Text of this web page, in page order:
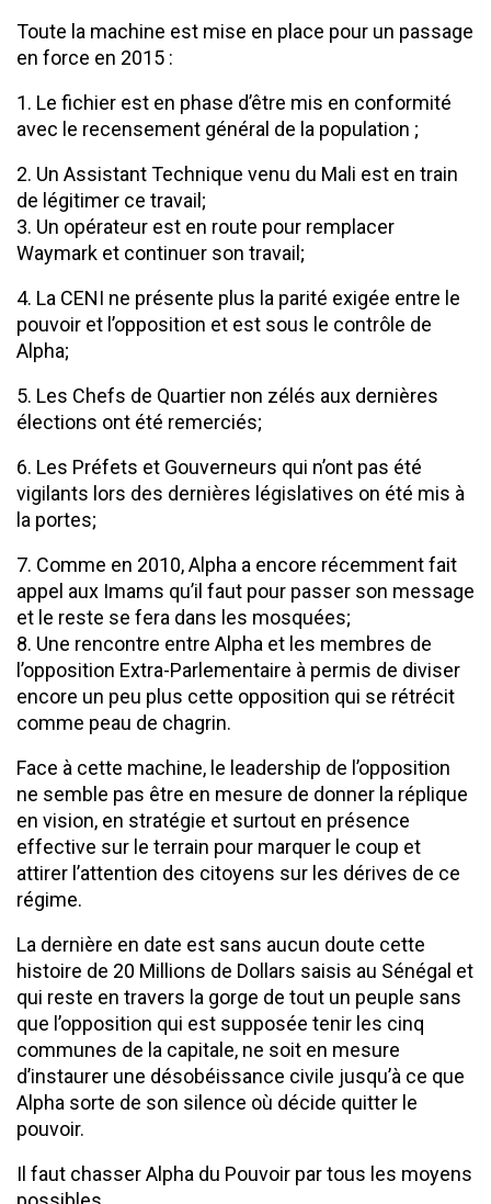
Toute la machine est mise en place pour un passage
en force en 2015 :
1. Le fichier est en phase d’être mis en conformité
avec le recensement général de la population ;
2. Un Assistant Technique venu du Mali est en train
de légitimer ce travail;
3. Un opérateur est en route pour remplacer
Waymark et continuer son travail;
4. La CENI ne présente plus la parité exigée entre le
pouvoir et l’opposition et est sous le contrôle de
Alpha;
5. Les Chefs de Quartier non zélés aux dernières
élections ont été remerciés;
6. Les Préfets et Gouverneurs qui n’ont pas été
vigilants lors des dernières législatives on été mis à
la portes;
7. Comme en 2010, Alpha a encore récemment fait
appel aux Imams qu’il faut pour passer son message
et le reste se fera dans les mosquées;
8. Une rencontre entre Alpha et les membres de
l’opposition Extra-Parlementaire à permis de diviser
encore un peu plus cette opposition qui se rétrécit
comme peau de chagrin.
Face à cette machine, le leadership de l’opposition
ne semble pas être en mesure de donner la réplique
en vision, en stratégie et surtout en présence
effective sur le terrain pour marquer le coup et
attirer l’attention des citoyens sur les dérives de ce
régime.
La dernière en date est sans aucun doute cette
histoire de 20 Millions de Dollars saisis au Sénégal et
qui reste en travers la gorge de tout un peuple sans
que l’opposition qui est supposée tenir les cinq
communes de la capitale, ne soit en mesure
d’instaurer une désobéissance civile jusqu’à ce que
Alpha sorte de son silence où décide quitter le
pouvoir.
Il faut chasser Alpha du Pouvoir par tous les moyens